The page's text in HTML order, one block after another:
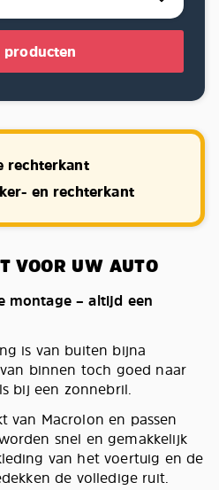
producten
rechterkant
en rechterkant
VOOR UW AUTO
montage – altijd een
is van buiten bijna
binnen toch goed naar
bij een zonnebril.
van Macrolon en passen
snel en gemakkelijk
van het voertuig en de
de volledige ruit.